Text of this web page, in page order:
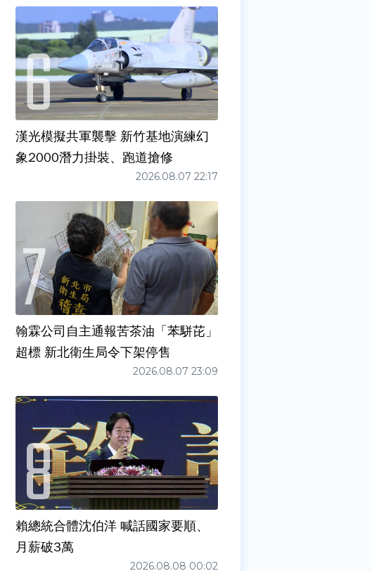
漢光模擬共軍襲擊 新竹基地演練幻
象2000潛力掛裝、跑道搶修
2026.08.07 22:17
翰霖公司自主通報苦茶油「苯駢芘」
超標 新北衛生局令下架停售
2026.08.07 23:09
賴總統合體沈伯洋 喊話國家要順、
月薪破3萬
2026.08.08 00:02